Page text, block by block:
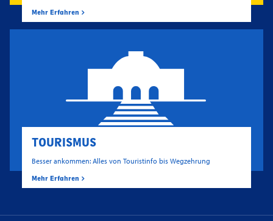
Mehr Erfahren
TOURISMUS
Besser ankommen: Alles von Touristinfo bis Wegzehrung
Mehr Erfahren